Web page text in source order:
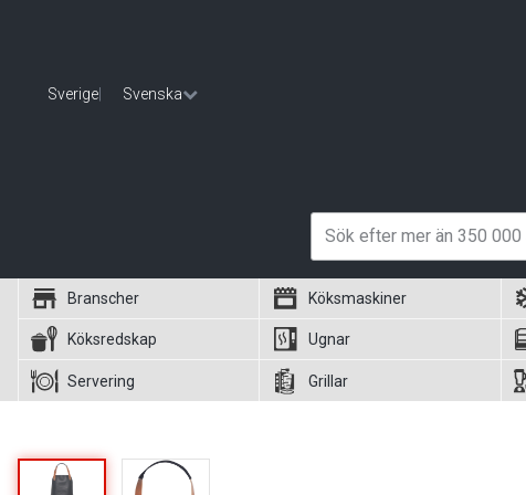
Sverige Svenska
Branscher Köksmaskiner
Köksredskap Ugnar
Servering Grillar